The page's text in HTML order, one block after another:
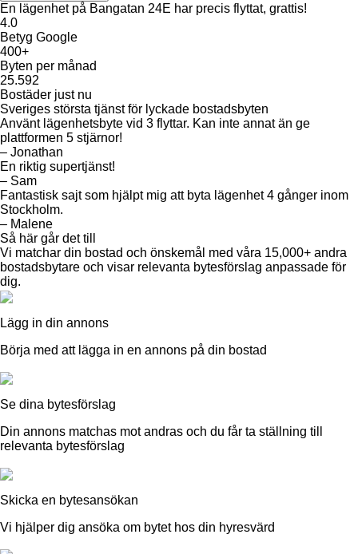
En lägenhet på Bangatan 24E har precis flyttat, grattis!
4.0
Betyg Google
400+
Byten per månad
25.592
Bostäder just nu
Sveriges största tjänst för lyckade bostadsbyten
Använt lägenhetsbyte vid 3 flyttar. Kan inte annat än ge
plattformen 5 stjärnor!
– Jonathan
En riktig supertjänst!
– Sam
Fantastisk sajt som hjälpt mig att byta lägenhet 4 gånger inom
Stockholm.
– Malene
Så här går det till
Vi matchar din bostad och önskemål med våra 15,000+ andra
bostadsbytare och visar relevanta bytesförslag anpassade för
dig.
Lägg in din annons
Börja med att lägga in en annons på din bostad
Se dina bytesförslag
Din annons matchas mot andras och du får ta ställning till
relevanta bytesförslag
Skicka en bytesansökan
Vi hjälper dig ansöka om bytet hos din hyresvärd